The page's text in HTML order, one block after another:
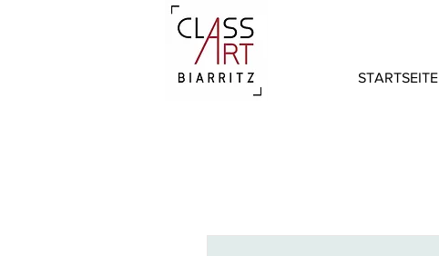
STARTSEITE